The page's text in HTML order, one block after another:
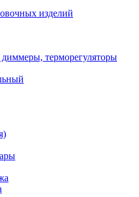
изделий
терморегуляторы